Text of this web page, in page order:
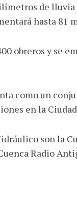
de
hasta
obreros y se
como un
en la
son la
Radio